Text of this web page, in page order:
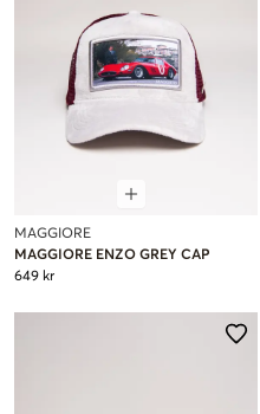
MAGGIORE
MAGGIORE ENZO GREY CAP
649 kr